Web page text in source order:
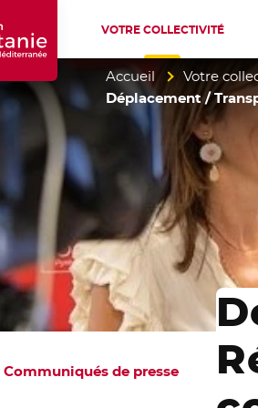
Région Occitanie / Pyrénées-
VOTRE COLLECTIVITÉ
Accueil Votre
Déplacement /
Communiqués de presse